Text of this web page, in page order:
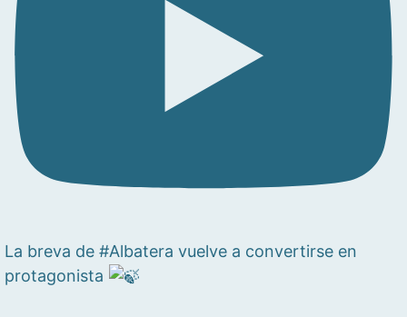
La breva de #Albatera vuelve a convertirse en
protagonista